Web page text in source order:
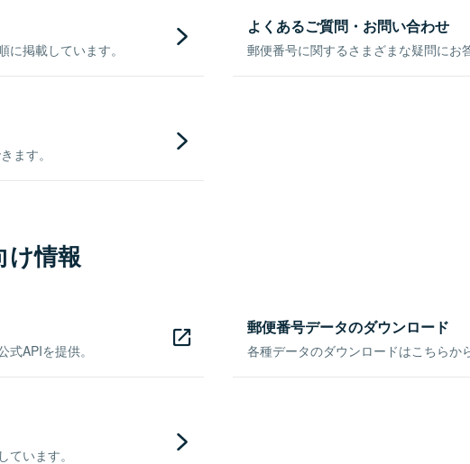
掲載しています。
よくあるご質問・お問い合わせ
郵便番号に関するさまざまな疑問にお
ます。
け情報
APIを提供。
郵便番号データのダウンロード
各種データのダウンロードはこちらか
います。